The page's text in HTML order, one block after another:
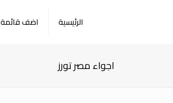
الرئيسية اضف قائمة
اجواء مصر تورز